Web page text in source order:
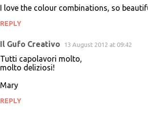
I love the colour combinations, so
REPLY
Il Gufo Creativo 13 August 2012 at 09:42
Tutti capolavori molto,
molto deliziosi!
Mary
REPLY